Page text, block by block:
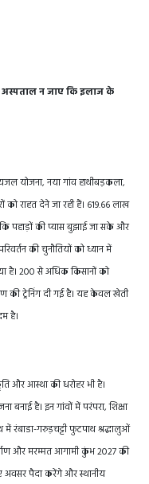
अस्पताल न जाए कि इलाज के
योजना, नया गांव हाथीबड़कला,
को राहत देने जा रही हैं। 619.66 लाख
पहाड़ों की प्यास बुझाई जा सके और
की चुनौतियों को ध्यान में
200 से अधिक किसानों को
की ट्रेनिंग दी गई है। यह केवल खेती
है।
और आस्था की धरोहर भी है।
बनाई है। इन गांवों में परंपरा, शिक्षा
रंबाडा-गरुड़चट्टी फुटपाथ श्रद्धालुओं
और मरम्मत आगामी कुंभ 2027 की
अवसर पैदा करेंगे और स्थानीय